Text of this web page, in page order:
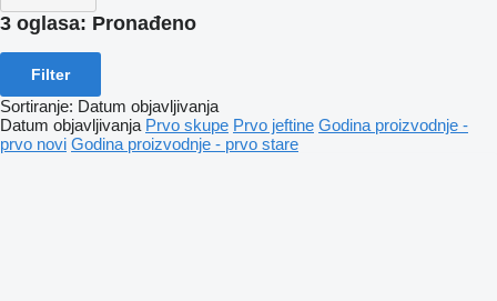
3 oglasa: Pronađeno
Filter
Sortiranje: Datum objavljivanja
Datum objavljivanja Prvo skupe Prvo jeftine Godina proizvodnje -
prvo novi Godina proizvodnje - prvo stare